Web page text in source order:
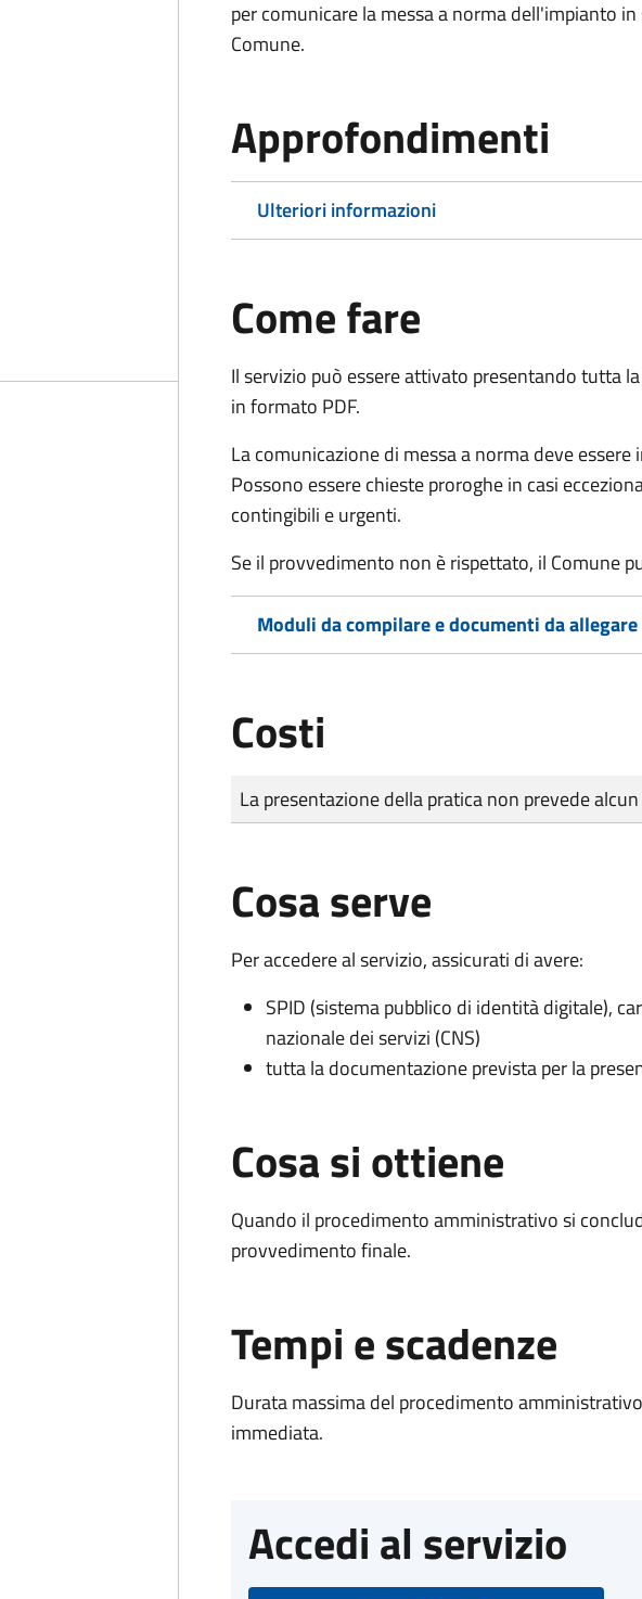
per comunicare la messa a norma dell'impianto
Comune.
Approfondimenti
Ulteriori informazioni
Come fare
Il servizio può essere attivato presentando tutta
in formato PDF.
La comunicazione di messa a norma deve
Possono essere chieste proroghe in casi
contingibili e urgenti.
Se il provvedimento non è rispettato, il Comune
Moduli da compilare e documenti da allegare
Costi
Tipo di pagamento
Importo
La presentazione della pratica non prevede
Cosa serve
Per accedere al servizio, assicurati di avere:
SPID (sistema pubblico di identità digitale),
nazionale dei servizi (CNS)
tutta la documentazione prevista per la
Cosa si ottiene
Quando il procedimento amministrativo si
provvedimento finale.
Tempi e scadenze
Durata massima del procedimento
immediata.
Accedi al servizio